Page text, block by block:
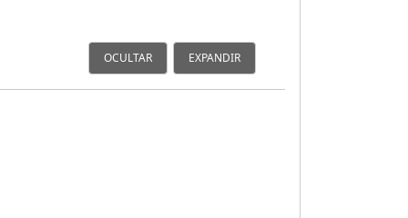
OCULTAR EXPANDIR